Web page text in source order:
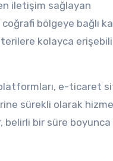
iletişim sağlayan
bölgeye bağlı
kolayca
e-ticaret
sürekli olarak
belirli bir süre boyunca